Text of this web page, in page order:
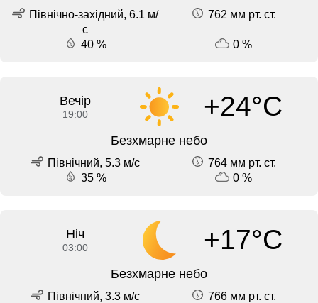
Північно-західний, 6.1 м/
с
762 мм рт. ст.
40 % 0 %
Вечір
19:00 +24°C
Безхмарне небо
Північний, 5.3 м/с
764 мм рт. ст.
35 %
0 %
Ніч
03:00 +17°C
Безхмарне небо
Північний, 3.3 м/с
766 мм рт. ст.